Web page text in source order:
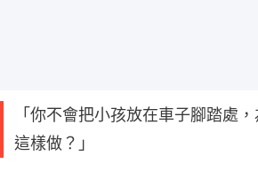
「你不會把小孩放在車子腳踏處
這樣做？」